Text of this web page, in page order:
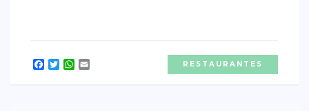
Facebook
Twitter
WhatsApp RESTAURANTES